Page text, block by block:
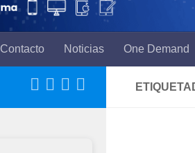
Contacto Noticias One Demand